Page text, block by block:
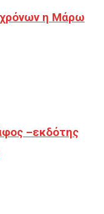
χρόνων η Μάρω
–εκδότης